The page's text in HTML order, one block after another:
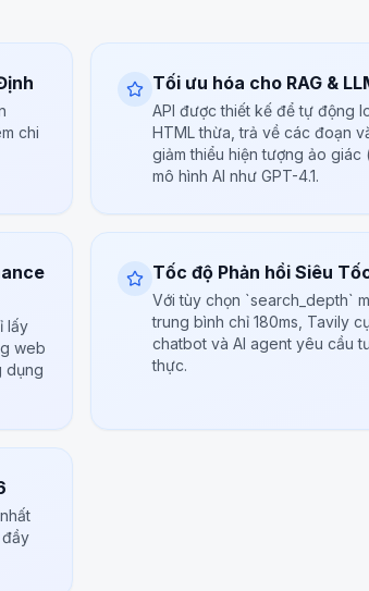
chi
Tối ưu hóa cho RAG &
API được thiết kế để tự động
HTML thừa, trả về các đoạn
giảm thiểu hiện tượng ảo
mô hình AI như GPT-4.1.
lấy
web
dụng
Tốc độ Phản hồi Siêu
Với tùy chọn `search_depth`
trung bình chỉ 180ms, Tavily
chatbot và AI agent yêu cầu
thực.
đầy